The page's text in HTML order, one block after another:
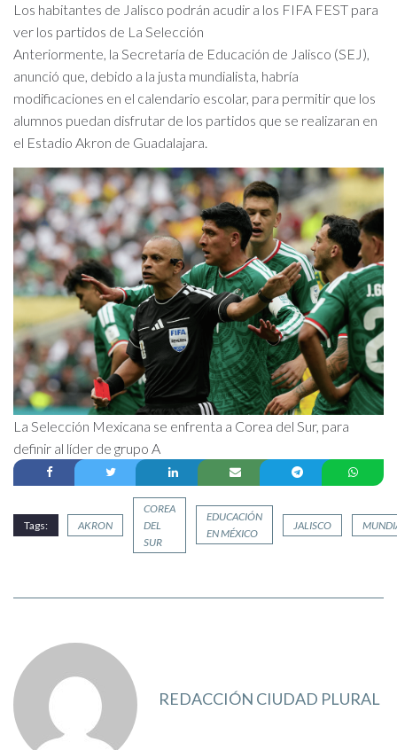
Los habitantes de Jalisco podrán acudir a los FIFA FEST para
ver los partidos de La Selección
Anteriormente, la Secretaría de Educación de Jalisco (SEJ),
anunció que, debido a la justa mundialista, habría
modificaciones en el calendario escolar, para permitir que los
alumnos puedan disfrutar de los partidos que se realizaran en
el Estadio Akron de Guadalajara.
La Selección Mexicana se enfrenta a Corea del Sur, para
definir al líder de grupo A
Tags: AKRON
COREA
DEL
SUR
EDUCACIÓN
EN MÉXICO
JALISCO
REDACCIÓN CIUDAD PLURAL